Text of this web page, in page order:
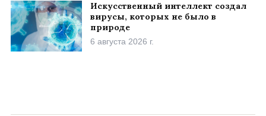
Искусственный интеллект создал
вирусы, которых не было в
природе
6 августа 2026 г.